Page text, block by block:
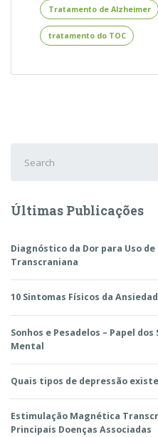
EMT
Tratamento de Alzheimer
tratamento do TOC
for:
Últimas Publicações
Diagnóstico da Dor para Uso
Transcraniana
10 Sintomas Físicos da
Sonhos e Pesadelos – Papel
Mental
Quais tipos de depressão
Estimulação Magnética
Principais Doenças Associadas